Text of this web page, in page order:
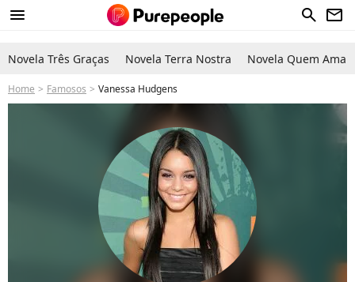
menu search newsletter
Novela Três Graças Novela Terra Nostra Novela Quem Ama
Home Famosos Vanessa Hudgens